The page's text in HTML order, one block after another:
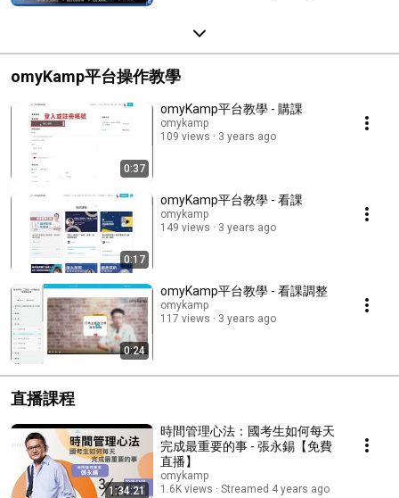
omyKamp平台操作教學
0:37
omyKamp平台教學 - 購課
omykamp
109 views
3 years ago
0:17
omyKamp平台教學 - 看課
omykamp
149 views
3 years ago
0:24
omyKamp平台教學 - 看課調整
omykamp
117 views
3 years ago
直播課程
1:34:21
時間管理心法：國考生如何每天
完成最重要的事 - 張永錫【免費
直播】
omykamp
1.6K views
Streamed 4 years ago